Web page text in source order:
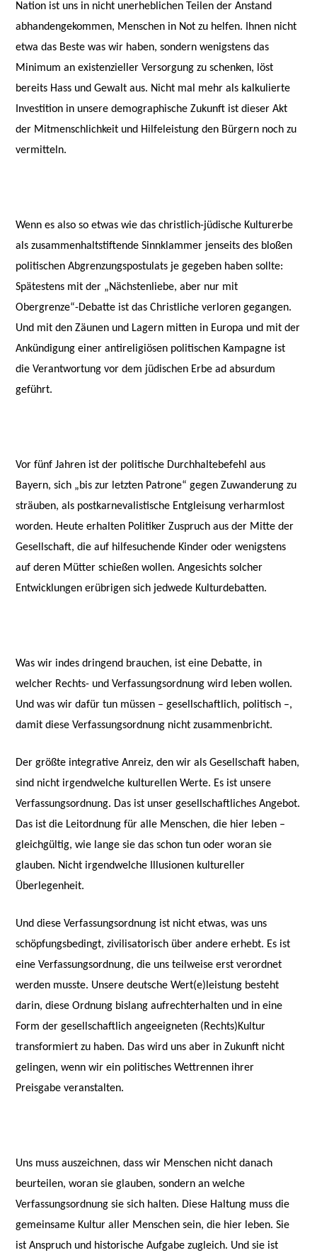
Nation ist uns in nicht unerheblichen Teilen der Anstand
abhandengekommen, Menschen in Not zu helfen. Ihnen nicht
etwa das Beste was wir haben, sondern wenigstens das
Minimum an existenzieller Versorgung zu schenken, löst
bereits Hass und Gewalt aus. Nicht mal mehr als kalkulierte
Investition in unsere demographische Zukunft ist dieser Akt
der Mitmenschlichkeit und Hilfeleistung den Bürgern noch zu
vermitteln.
Wenn es also so etwas wie das christlich-jüdische Kulturerbe
als zusammenhaltstiftende Sinnklammer jenseits des bloßen
politischen Abgrenzungspostulats je gegeben haben sollte:
Spätestens mit der „Nächstenliebe, aber nur mit
Obergrenze“-Debatte ist das Christliche verloren gegangen.
Und mit den Zäunen und Lagern mitten in Europa und mit der
Ankündigung einer antireligiösen politischen Kampagne ist
die Verantwortung vor dem jüdischen Erbe ad absurdum
geführt.
Vor fünf Jahren ist der politische Durchhaltebefehl aus
Bayern, sich „bis zur letzten Patrone“ gegen Zuwanderung zu
sträuben, als postkarnevalistische Entgleisung verharmlost
worden. Heute erhalten Politiker Zuspruch aus der Mitte der
Gesellschaft, die auf hilfesuchende Kinder oder wenigstens
auf deren Mütter schießen wollen. Angesichts solcher
Entwicklungen erübrigen sich jedwede Kulturdebatten.
Was wir indes dringend brauchen, ist eine Debatte, in
welcher Rechts- und Verfassungsordnung wird leben wollen.
Und was wir dafür tun müssen – gesellschaftlich, politisch –,
damit diese Verfassungsordnung nicht zusammenbricht.
Der größte integrative Anreiz, den wir als Gesellschaft haben,
sind nicht irgendwelche kulturellen Werte. Es ist unsere
Verfassungsordnung. Das ist unser gesellschaftliches Angebot.
Das ist die Leitordnung für alle Menschen, die hier leben –
gleichgültig, wie lange sie das schon tun oder woran sie
glauben. Nicht irgendwelche Illusionen kultureller
Überlegenheit.
Und diese Verfassungsordnung ist nicht etwas, was uns
schöpfungsbedingt, zivilisatorisch über andere erhebt. Es ist
eine Verfassungsordnung, die uns teilweise erst verordnet
werden musste. Unsere deutsche Wert(e)leistung besteht
darin, diese Ordnung bislang aufrechterhalten und in eine
Form der gesellschaftlich angeeigneten (Rechts)Kultur
transformiert zu haben. Das wird uns aber in Zukunft nicht
gelingen, wenn wir ein politisches Wettrennen ihrer
Preisgabe veranstalten.
Uns muss auszeichnen, dass wir Menschen nicht danach
beurteilen, woran sie glauben, sondern an welche
Verfassungsordnung sie sich halten. Diese Haltung muss die
gemeinsame Kultur aller Menschen sein, die hier leben. Sie
ist Anspruch und historische Aufgabe zugleich. Und sie ist